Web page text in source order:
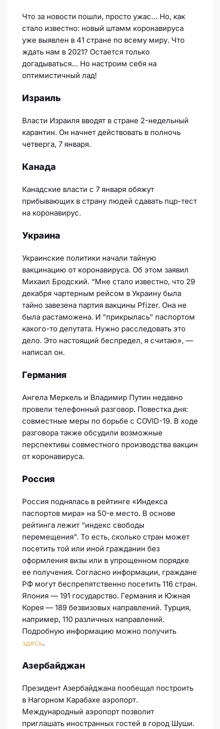
Что за новости пошли, просто ужас… Но, как
стало известно: новый штамм коронавируса
уже выявлен в 41 стране по всему миру. Что
ждать нам в 2021? Остается только
догадываться… Но настроим себя на
оптимистичный лад!
Израиль
Власти Израиля вводят в стране 2-недельный
карантин. Он начнет действовать в полночь
четверга, 7 января.
Канада
Канадские власти с 7 января обяжут
прибывающих в страну людей сдавать пцр-тест
на коронавирус.
Украина
Украинские политики начали тайную
вакцинацию от коронавируса. Об этом заявил
Михаил Бродский. “Мне стало известно, что 29
декабря чартерным рейсом в Украину была
тайно завезена партия вакцины Pfizer. Она не
была растаможена. И “прикрылась” паспортом
какого-то депутата. Нужно расследовать это
дело. Это настоящий беспредел, я считаю», —
написал он.
Германия
Ангела Меркель и Владимир Путин недавно
провели телефонный разговор. Повестка дня:
совместные меры по борьбе с COVID-19. В ходе
разговора также обсудили возможные
перспективы совместного производства вакцин
от коронавируса.
Россия
Россия поднялась в рейтинге «Индекса
паспортов мира» на 50-е место. В основе
рейтинга лежит “индекс свободы
перемещения”. То есть, сколько стран может
посетить той или иной гражданин без
оформления визы или в упрощенном порядке
ее получения. Согласно информации, граждане
РФ могут беспрепятственно посетить 116 стран.
Япония — 191 государство. Германия и Южная
Корея — 189 безвизовых направлений. Турция,
например, 110 различных направлений.
Подробную информацию можно получить
здесь.
Азербайджан
Президент Азербайджана пообещал построить
в Нагорном Карабахе аэропорт.
Международный аэропорт позволит
приглашать иностранных гостей в город Шуши.